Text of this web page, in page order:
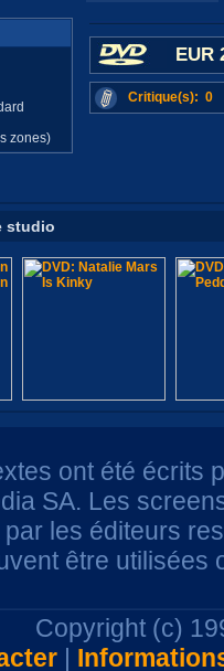
zones)
EUR
Critique(s): 0
studio
ont été écrits
SA. Les
les éditeurs
être utilisées
Copyright (c)
|